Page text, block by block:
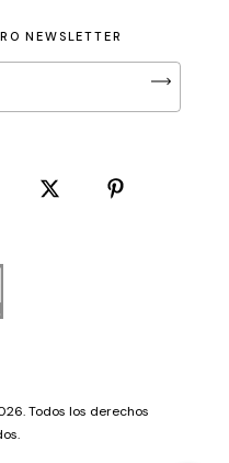
NEWSLETTER
Todos los derechos